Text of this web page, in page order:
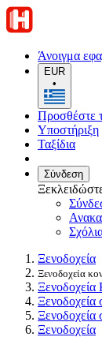
Άνοιγμα
EUR
•
Προσθέστε
Υποστήριξη
Ταξίδια
Σύνδεση
Ξενοδοχεία
Ξενοδοχεία
Ξενοδοχεία
Ξενοδοχεία
Ξενοδοχεία
Ξενοδοχεία